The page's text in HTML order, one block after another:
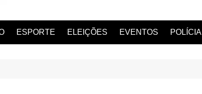
ESPORTE ELEIÇÕES EVENTOS POLÍCIA